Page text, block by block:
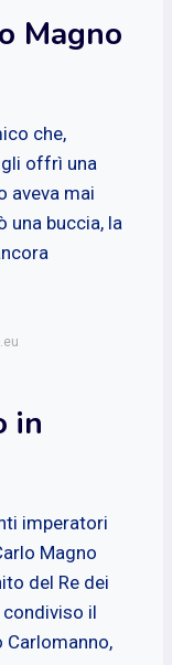
Magno
che,
offrì una
aveva mai
una buccia, la
in
imperatori
Magno
del Re dei
condiviso il
Carlomanno,